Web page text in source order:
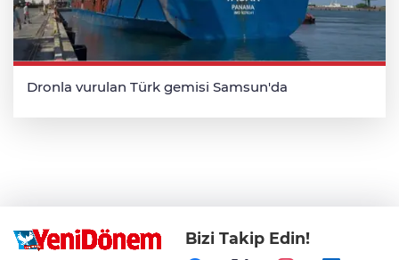
Dronla vurulan Türk gemisi Samsun'da
Bizi Takip Edin!